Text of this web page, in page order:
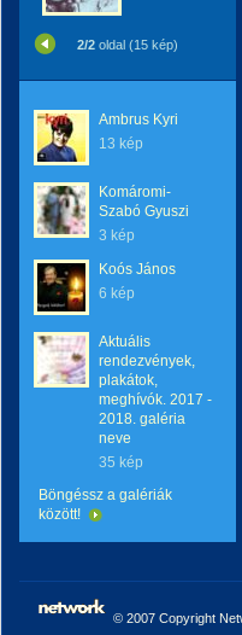
2/2 oldal (15 kép)
Ambrus Kyri
13 kép
Komáromi-
Szabó Gyuszi
3 kép
Koós János
6 kép
Aktuális
rendezvények,
plakátok,
meghívók. 2017 -
2018. galéria
neve
35 kép
Böngéssz a galériák
között!
© 2007 Copyright